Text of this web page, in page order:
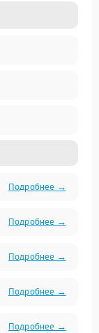
Подробнее →
Подробнее →
Подробнее →
Подробнее →
Подробнее →